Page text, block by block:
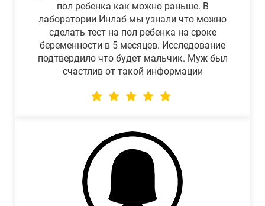
пол ребенка как можно раньше. В
лаборатории Инлаб мы узнали что можно
сделать тест на пол ребенка на сроке
беременности в 5 месяцев. Исследование
подтвердило что будет мальчик. Муж был
счастлив от такой информации